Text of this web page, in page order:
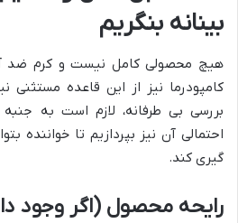
بینانه بنگریم
کامپودرما نیز از این قاعده مستثنی
بررسی بی طرفانه، لازم است به
احتمالی آن نیز بپردازیم تا خواننده
گیری کند.
رایحه محصول (اگر وجود